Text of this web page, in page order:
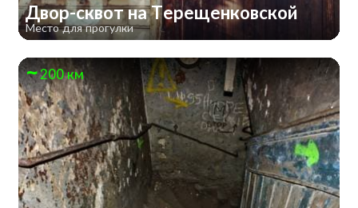
Двор-сквот на Терещенковской
Место для прогулки
200 км